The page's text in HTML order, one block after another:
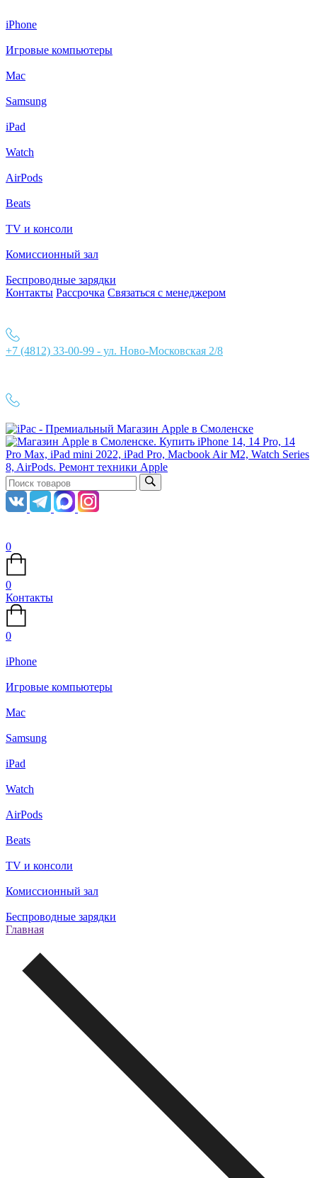
iPhone
Игровые компьютеры
Mac
Samsung
iPad
Watch
AirPods
Beats
TV и консоли
Комиссионный зал
Беспроводные зарядки
Контакты Рассрочка Связаться с менеджером
+7 (4812) 33-00-99 - ул. Ново-Московская 2/8
0
0
Контакты
0
iPhone
Игровые компьютеры
Mac
Samsung
iPad
Watch
AirPods
Beats
TV и консоли
Комиссионный зал
Беспроводные зарядки
Главная